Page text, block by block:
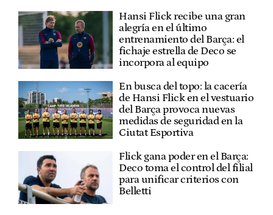
Hansi Flick recibe una gran
alegría en el último
entrenamiento del Barça: el
fichaje estrella de Deco se
incorpora al equipo
En busca del topo: la cacería
de Hansi Flick en el vestuario
del Barça provoca nuevas
medidas de seguridad en la
Ciutat Esportiva
Flick gana poder en el Barça:
Deco toma el control del filial
para unificar criterios con
Belletti